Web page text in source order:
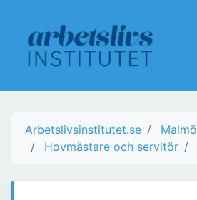
Arbetslivsinstitutet.se
Malmö
Hovmästare och servitör